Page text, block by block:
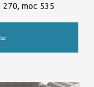
270, moc 535